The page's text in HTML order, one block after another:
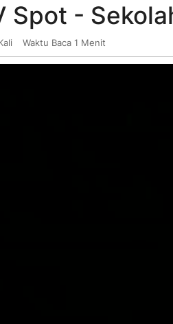
Spot -
Waktu Baca 1 Menit